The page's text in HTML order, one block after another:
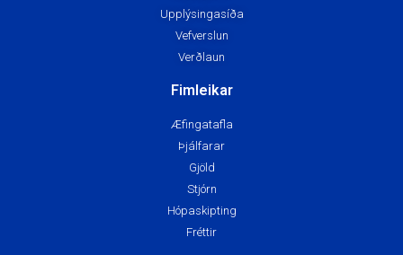
Upplýsingasíða
Vefverslun
Verðlaun
Fimleikar
Æfingatafla
Þjálfarar
Gjöld
Stjórn
Hópaskipting
Fréttir